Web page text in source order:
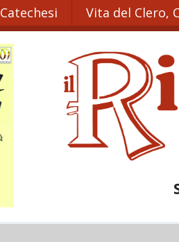
Catechesi Vita del Clero,